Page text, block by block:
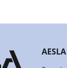
AESLA